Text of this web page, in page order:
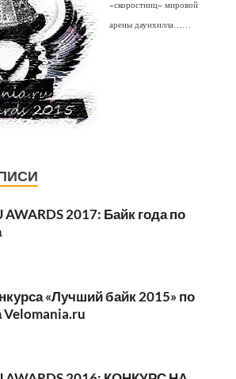
«скоростниц» мировой
арены даунхилла……
2017: Байк года по
«Лучший байк 2015» по